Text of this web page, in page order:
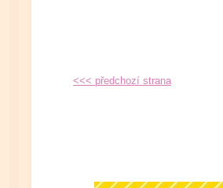
<<< předchozí strana